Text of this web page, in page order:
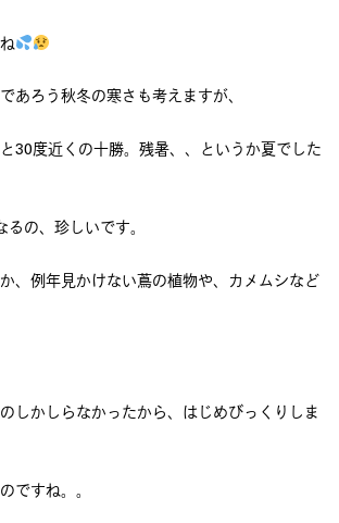
あろう秋冬の寒さも考えますが、
30度近くの十勝。残暑、、というか夏でした
の、珍しいです。
、例年見かけない蔦の植物や、カメムシなど
しかしらなかったから、はじめびっくりしま
ですね。。